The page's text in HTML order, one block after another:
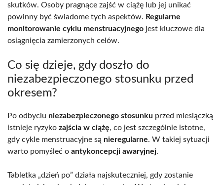
skutków. Osoby pragnące zajść w ciążę lub jej unikać
powinny być świadome tych aspektów. Regularne
monitorowanie cyklu menstruacyjnego jest kluczowe dla
osiągnięcia zamierzonych celów.
Co się dzieje, gdy doszło do
niezabezpieczonego stosunku przed
okresem?
Po odbyciu niezabezpieczonego stosunku przed miesiączką
istnieje ryzyko zajścia w ciążę, co jest szczególnie istotne,
gdy cykle menstruacyjne są nieregularne. W takiej sytuacji
warto pomyśleć o antykoncepcji awaryjnej.
Tabletka „dzień po” działa najskuteczniej, gdy zostanie